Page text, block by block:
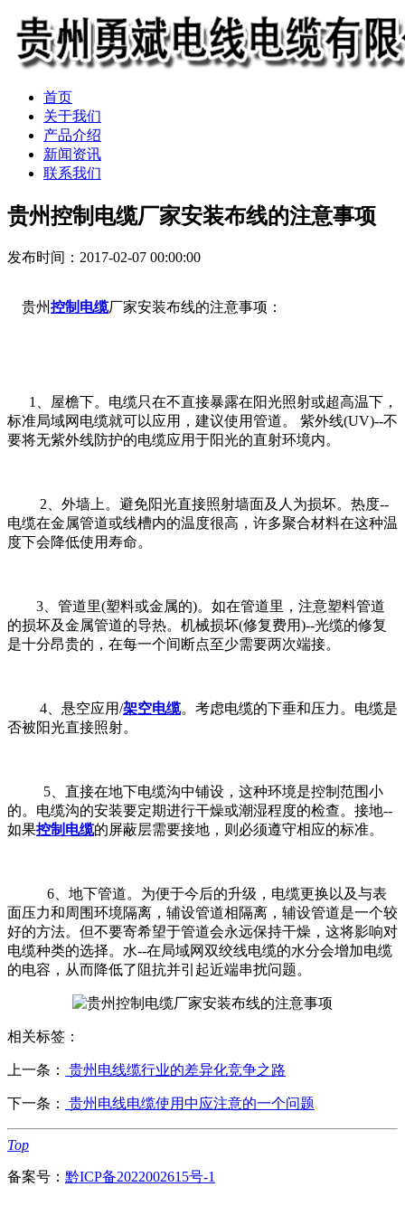
首页
关于我们
产品介绍
新闻资讯
联系我们
贵州控制电缆厂家安装布线的注意事项
发布时间：2017-02-07 00:00:00
贵州控制电缆厂家安装布线的注意事项：
1、屋檐下。电缆只在不直接暴露在阳光照射或超高温下，
标准局域网电缆就可以应用，建议使用管道。 紫外线(UV)--不
要将无紫外线防护的电缆应用于阳光的直射环境内。
2、外墙上。避免阳光直接照射墙面及人为损坏。热度--
电缆在金属管道或线槽内的温度很高，许多聚合材料在这种温
度下会降低使用寿命。
3、管道里(塑料或金属的)。如在管道里，注意塑料管道
的损坏及金属管道的导热。机械损坏(修复费用)--光缆的修复
是十分昂贵的，在每一个间断点至少需要两次端接。
4、悬空应用/架空电缆。考虑电缆的下垂和压力。电缆是
否被阳光直接照射。
5、直接在地下电缆沟中铺设，这种环境是控制范围小
的。电缆沟的安装要定期进行干燥或潮湿程度的检查。接地--
如果控制电缆的屏蔽层需要接地，则必须遵守相应的标准。
6、地下管道。为便于今后的升级，电缆更换以及与表
面压力和周围环境隔离，辅设管道相隔离，辅设管道是一个较
好的方法。但不要寄希望于管道会永远保持干燥，这将影响对
电缆种类的选择。水--在局域网双绞线电缆的水分会增加电缆
的电容，从而降低了阻抗并引起近端串扰问题。
相关标签：
上一条： 贵州电线缆行业的差异化竞争之路
下一条： 贵州电线电缆使用中应注意的一个问题
Top
备案号： 黔ICP备2022002615号-1